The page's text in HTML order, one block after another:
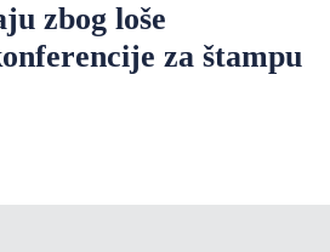
zbog loše
za štampu